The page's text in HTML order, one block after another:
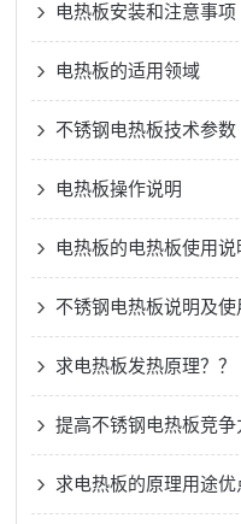
电热板安装和注意事项
电热板的适用领域
不锈钢电热板技术参数
电热板操作说明
电热板的电热板使用说
不锈钢电热板说明及使
求电热板发热原理？？
提高不锈钢电热板竞
求电热板的原理用途优